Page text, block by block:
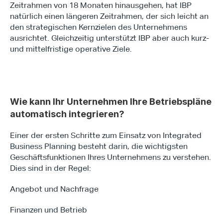
Zeitrahmen von 18 Monaten hinausgehen, hat IBP
natürlich einen längeren Zeitrahmen, der sich leicht an
den strategischen Kernzielen des Unternehmens
ausrichtet. Gleichzeitig unterstützt IBP aber auch kurz-
und mittelfristige operative Ziele.
Wie kann Ihr Unternehmen Ihre Betriebspläne
automatisch integrieren?
Einer der ersten Schritte zum Einsatz von Integrated
Business Planning besteht darin, die wichtigsten
Geschäftsfunktionen Ihres Unternehmens zu verstehen.
Dies sind in der Regel:
Angebot und Nachfrage
Finanzen und Betrieb